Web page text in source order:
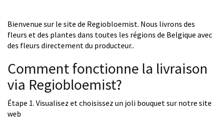
Bienvenue sur le site de Regiobloemist. Nous livrons des
fleurs et des plantes dans toutes les régions de Belgique avec
des fleurs directement du producteur..
Comment fonctionne la livraison
via Regiobloemist?
Étape 1. Visualisez et choisissez un joli bouquet sur notre site
web